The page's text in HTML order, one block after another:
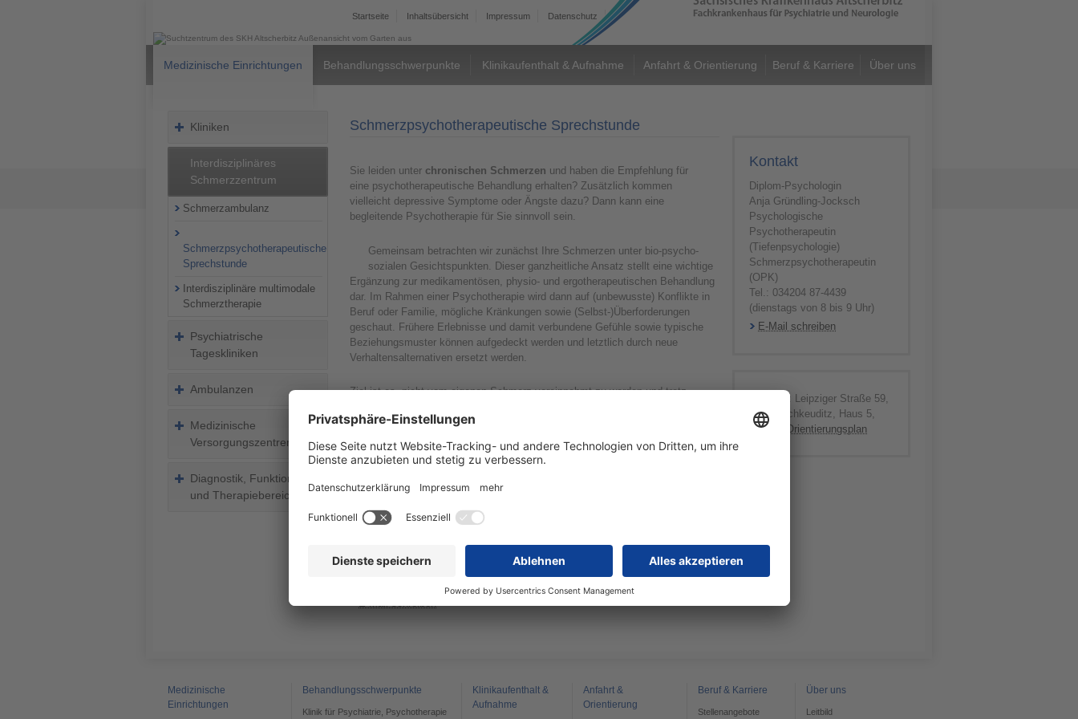
Startseite Inhaltsübersicht Impressum Datenschutz Barrierefreiheit Kontakt
Medizinische Einrichtungen Behandlungsschwerpunkte Klinikaufenthalt & Aufnahme Anfahrt & Orientierung Beruf & Karriere Über uns
Kliniken
Interdisziplinäres
Schmerzzentrum
Schmerzambulanz
Schmerzpsychotherapeutische
Sprechstunde
Interdisziplinäre multimodale
Schmerztherapie
Psychiatrische
Tageskliniken
Ambulanzen
Medizinische
Versorgungszentren
Diagnostik, Funktions-
und Therapiebereiche
Schmerzpsychotherapeutische Sprechstunde
Sie leiden unter chronischen Schmerzen und haben die Empfehlung für
eine psychotherapeutische Behandlung erhalten? Zusätzlich kommen
vielleicht depressive Symptome oder Ängste dazu? Dann kann eine
begleitende Psychotherapie für Sie sinnvoll sein.
Gemeinsam betrachten wir zunächst Ihre Schmerzen unter bio-psycho-
sozialen Gesichtspunkten. Dieser ganzheitliche Ansatz stellt eine wichtige
Ergänzung zur medikamentösen, physio- und ergotherapeutischen Behandlung
dar. Im Rahmen einer Psychotherapie wird dann auf (unbewusste) Konflikte in
Beruf oder Familie, mögliche Kränkungen sowie (Selbst-)Überforderungen
geschaut. Frühere Erlebnisse und damit verbundene Gefühle sowie typische
Beziehungsmuster können aufgedeckt werden und letztlich durch neue
Verhaltensalternativen ersetzt werden.
Ziel ist es, nicht vom eigenen Schmerz vereinnahmt zu werden und trotz
zur Veränderung ist dabei Voraussetzung.
Ihr Weg zur schmerzpsychotherapeutischen Sprechstunde:
Sprechstunde brauchen Sie IhreChipkarte
Tel.: 034204 87-4439 (dienstags und freitags von 8 bis 9 Uhr)
E-Mail schreiben
Kontakt
Diplom-Psychologin
Anja Gründling-Jocksch
Psychologische
Psychotherapeutin
(Tiefenpsychologie)
Schmerzpsychotherapeutin
(OPK)
Tel.: 034204 87-4439
(dienstags von 8 bis 9 Uhr)
E-Mail schreiben
Standort: Leipziger Straße 59,
04435 Schkeuditz, Haus 5,
siehe Orientierungsplan
Medizinische
Einrichtungen
Behandlungsschwerpunkte
Klinik für Psychiatrie, Psychotherapie
Klinikaufenthalt &
Aufnahme
Anfahrt &
Orientierung
Beruf & Karriere
Stellenangebote
Über uns
Leitbild